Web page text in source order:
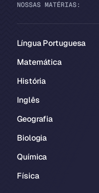
NOSSAS MATÉRIAS:
Língua Portuguesa
Matemática
História
Inglês
Geografia
Biologia
Química
Física